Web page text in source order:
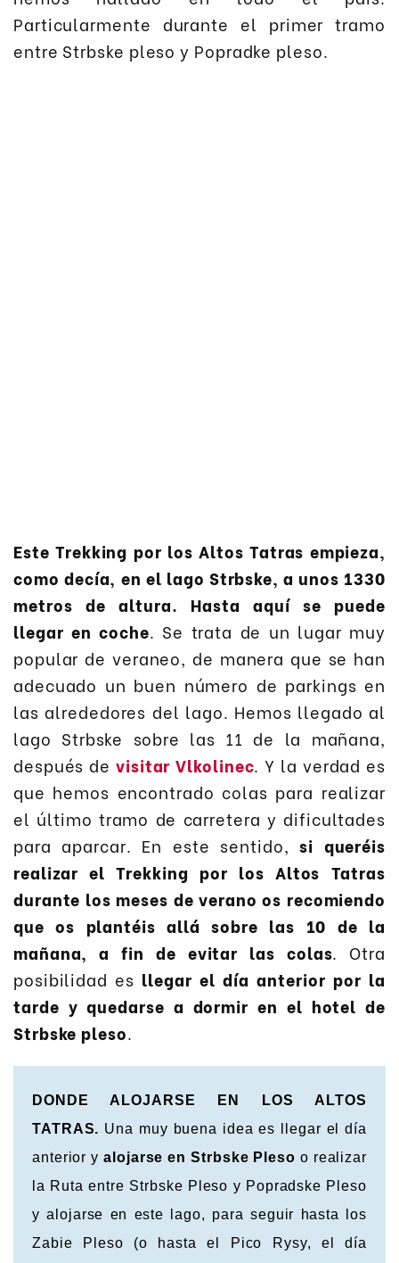
Particularmente durante el primer tramo
entre Strbske pleso y Popradke pleso.
Este Trekking por los Altos Tatras empieza,
como decía, en el lago Strbske, a unos 1330
metros de altura. Hasta aquí se puede
llegar en coche. Se trata de un lugar muy
popular de veraneo, de manera que se han
adecuado un buen número de parkings en
las alrededores del lago. Hemos llegado al
lago Strbske sobre las 11 de la mañana,
después de visitar Vlkolinec. Y la verdad es
que hemos encontrado colas para realizar
el último tramo de carretera y dificultades
para aparcar. En este sentido,si queréis
realizar el Trekking por los Altos Tatras
durante los meses de verano os recomiendo
que os plantéis allá sobre las 10 de la
mañana, a fin de evitar las colas. Otra
posibilidad es llegar el día anterior por la
tarde y quedarse a dormir en el hotel de
Strbske pleso.
DONDE ALOJARSE EN LOS ALTOS
TATRAS. Una muy buena idea es llegar el día
anterior yalojarse en Strbske Pleso o realizar
la Ruta entre Strbske Pleso y Popradske Pleso
y alojarse en este lago, para seguir hasta los
Zabie Pleso (o hasta el Pico Rysy, el día